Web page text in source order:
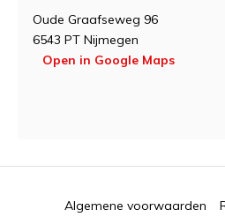
Oude Graafseweg 96
6543 PT Nijmegen
Open in Google Maps
Algemene voorwaarden